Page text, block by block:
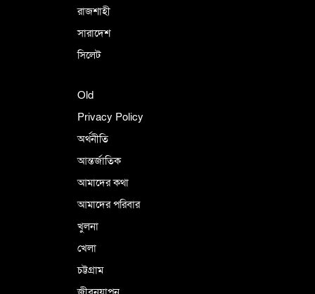
রাজশাহী
সারাদেশ
সিলেট
Old
Privacy Policy
অর্থনীতি
আন্তর্জাতিক
আমাদের কথা
আমাদের পরিবার
খুলনা
খেলা
চট্টগ্রাম